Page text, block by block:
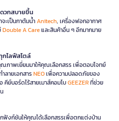
ดวกสบายขึ้น
ะเป็นกาต้มน้ำAnitech, เครื่องฟอกอากาศ
Double A Careและสินค้าอื่น ๆ อีกมากมาย
กไลฟ์สไตล์
ภาพเยี่ยมมาให้คุณเลือกสรร เพื่อตอบโจทย์
ลายเอกสารNEOเพื่อความปลอดภัยของ
คีย์บอร์ดไร้สายเมาส์คอมโบGEEZERที่ช่วย
ฟังก์ชันให้คุณได้เลือกสรรเพื่อตกแต่งบ้าน